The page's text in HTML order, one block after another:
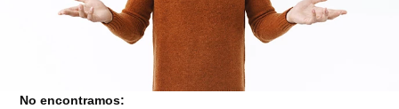
No encontramos: